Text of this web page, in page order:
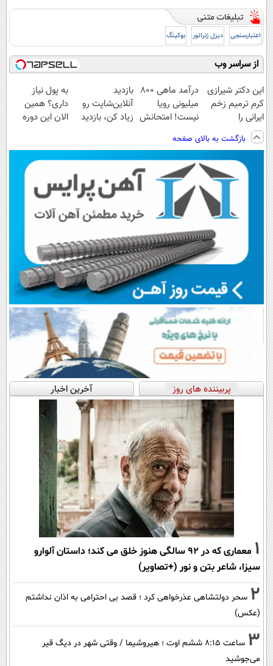
اعتبارسنجی دیزل ژنراتور بوکینگ
از سراسر وب
این دکتر شیرازی
کرم ترمیم زخم
ایرانی را
ساخت!!!
درآمد ماهی 800
میلیونی رویا
نیست! امتحانش
بازدید
آنلاین‌شاپت رو
زیاد کن، بازدید
به پول نیاز
داری؟ همین
الان این دوره
بازگشت به بالای صفحه
پربیننده های روز آخرین اخبار
1
معماری که در 92 سالگی هنوز خلق می کند؛ داستان آلوارو
سیزا، شاعر بتن و نور (+تصاویر)
2 سحر دولتشاهی عذرخواهی کرد ؛ قصد بی احترامی به اذان نداشتم
(عکس)
3
ساعت ۸:۱۵ ششم اوت ؛ هیروشیما / وقتی شهر در دیگ قیر
می‌جوشید